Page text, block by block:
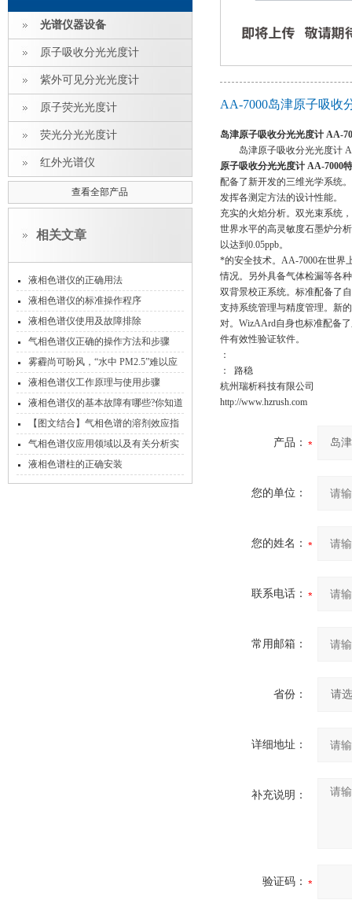
光谱仪器设备
原子吸收分光光度计
紫外可见分光光度计
原子荧光光度计
荧光分光光度计
红外光谱仪
查看全部产品
相关文章
液相色谱仪的正确用法
液相色谱仪的标准操作程序
液相色谱仪使用及故障排除
气相色谱仪正确的操作方法和步骤
雾霾尚可盼风，“水中 PM2.5”难以应
对
液相色谱仪工作原理与使用步骤
液相色谱仪的基本故障有哪些?你知道
吗？
【图文结合】气相色谱的溶剂效应指
的是什么？
气相色谱仪应用领域以及有关分析实
例
液相色谱柱的正确安装
AA-7000岛津原子吸收
岛津原子吸收分光光度计 AA-
岛津原子吸收分光光度计
原子吸收分光光度计 AA-7000
配备了新开发的三维光学系统
发挥各测定方法的设计性能。
充实的火焰分析。双光束系统
世界水平的高灵敏度石墨炉分
以达到0.05ppb。
*的安全技术。AA-7000在世界
情况。另外具备气体检漏等各
双背景校正系统。标准配备了
支持系统管理与精度管理。新
对。WizAArd自身也标准配备
件有效性验证软件。
：
： 路稳
杭州瑞析科技有限公司
http://www.hzrush.com
产品：
您的单位：
您的姓名：
联系电话：
常用邮箱：
省份：
详细地址：
补充说明：
验证码：